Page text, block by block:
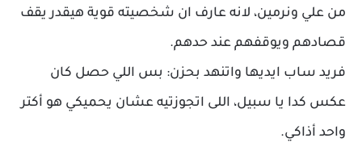
من علي ونرمين، لانه عارف ان شخصيته قوية هيقدر يقف
قصادهم ويوقفهم عند حدهم.
فريد ساب ايديها واتنهد بحزن: بس اللي حصل كان
عكس كدا يا سبيل، اللى اتجوزتيه عشان يحميكي هو أكتر
واحد أذاكي.